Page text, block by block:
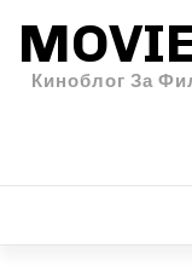
Киноблог За